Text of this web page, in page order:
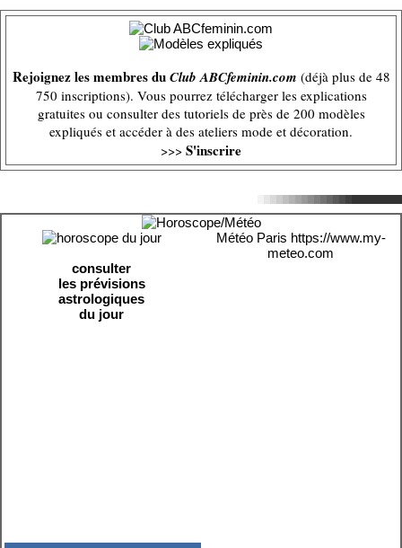
Rejoignez les membres duClub ABCfeminin.com (déjà plus de 48
750 inscriptions). Vous pourrez télécharger les explications
gratuites ou consulter des tutoriels de près de 200 modèles
expliqués et accéder à des ateliers mode et décoration.
>>> S'inscrire
consulter
les prévisions
astrologiques
du jour
Météo Paris https://www.my-
meteo.com